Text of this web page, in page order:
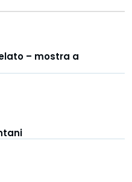
– mostra a